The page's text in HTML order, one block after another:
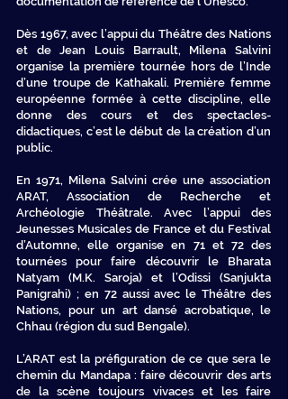
Dès 1967, avec l’appui du Théâtre des Nations
et de Jean Louis Barrault, Milena Salvini
organise la première tournée hors de l’Inde
d’une troupe de Kathakali. Première femme
européenne formée à cette discipline, elle
donne des cours et des spectacles-
didactiques, c’est le début de la création d’un
public.
En 1971, Milena Salvini crée une association
ARAT, Association de Recherche et
Archéologie Théâtrale. Avec l’appui des
Jeunesses Musicales de France et du Festival
d’Automne, elle organise en 71 et 72 des
tournées pour faire découvrir le Bharata
Natyam (M.K. Saroja) et l’Odissi (Sanjukta
Panigrahi) ; en 72 aussi avec le Théâtre des
Nations, pour un art dansé acrobatique, le
Chhau (région du sud Bengale).
L’ARAT est la préfiguration de ce que sera le
chemin du Mandapa : faire découvrir des arts
de la scène toujours vivaces et les faire